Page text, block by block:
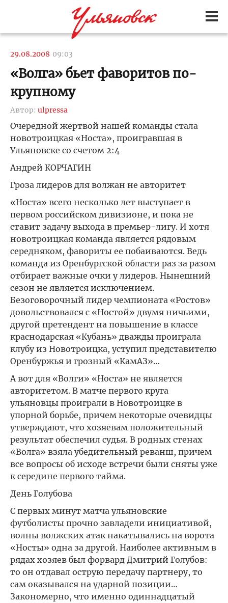
29.08.2008 09:03
«Волга» бьет фаворитов по-
крупному
Автор: ulpressa
Очередной жертвой нашей команды стала
новотроицкая «Носта», проигравшая в
Ульяновске со счетом 2:4
Андрей КОРЧАГИН
Гроза лидеров для волжан не авторитет
«Носта» всего несколько лет выступает в
первом российском дивизионе, и пока не
ставит задачу выхода в премьер-лигу. И хотя
новотроицкая команда является рядовым
середняком, фавориты ее побаиваются. Ведь
команда из Оренбургской области раз за разом
отбирает важные очки у лидеров. Нынешний
сезон не является исключением.
Безоговорочный лидер чемпионата «Ростов»
довольствовался с «Ностой» двумя ничьими,
другой претендент на повышение в классе
краснодарская «Кубань» дважды проиграла
клубу из Новотроицка, уступил представителю
Оренбуржья и грозный «КамАЗ»…
А вот для «Волги» «Носта» не является
авторитетом. В матче первого круга
ульяновцы проиграли в Новотроицке в
упорной борьбе, причем некоторые очевидцы
утверждают, что хозяевам положительный
результат обеспечил судья. В родных стенах
«Волга» взяла убедительный реванш, причем
все вопросы об исходе встречи были сняты уже
к середине первого тайма.
День Голубова
С первых минут матча ульяновские
футболисты прочно завладели инициативой,
волны волжских атак накатывались на ворота
«Носты» одна за другой. Наиболее активным в
рядах хозяев был форвард Дмитрий Голубов:
то он отдавал острую передачу партнеру, то
сам оказывался на ударной позиции…
Закономерно, что именно одиннадцатый